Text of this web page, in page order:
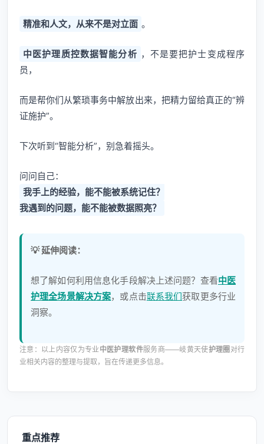
精准和人文，从来不是对立面 。
中医护理质控数据智能分析 ，不是要把护士变成程序
员，
而是帮你们从繁琐事务中解放出来，把精力留给真正的“辨
证施护”。
下次听到“智能分析”，别急着摇头。
问问自己：
我手上的经验，能不能被系统记住？
我遇到的问题，能不能被数据照亮？
💡 延伸阅读：
想了解如何利用信息化手段解决上述问题？查看中医
护理全场景解决方案，或点击联系我们获取更多行业
洞察。
注意：以上内容仅为专业中医护理软件服务商——岐黄天使护理圈 对行
业相关内容的整理与提取，旨在传递更多信息。
重点推荐